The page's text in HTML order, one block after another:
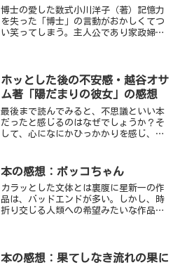
博士の愛した数式小川洋子（著）記憶力
を失った「博士」の言動がおかしくてつ
い笑ってしまう。主人公であり家政婦の
憶とはなんだろうと考え...
ホッとした後の不安感・越谷オサ
ム著「陽だまりの彼女」の感想
最後まで読んでみると、不思議といい本
だったと感じるのはなぜでしょうか？そ
して、心になにかひっかかりを感じ、も
本の感想：ボッコちゃん
カラッとした文体とは裏腹に星新一の作
品は、バッドエンドが多い。しかし、時
折り交じる人類への希望みたいな作品が
本の感想：果てしなき流れの果に